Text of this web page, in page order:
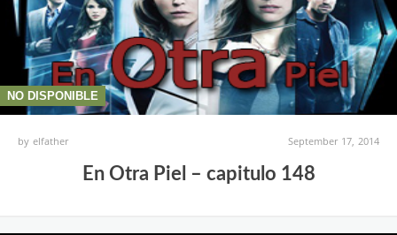
NO DISPONIBLE
byelfather September 17, 2014
En Otra Piel – capitulo 148